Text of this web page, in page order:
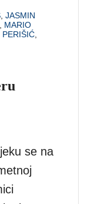
,JASMIN
MARIO
PERIŠIĆ
se na